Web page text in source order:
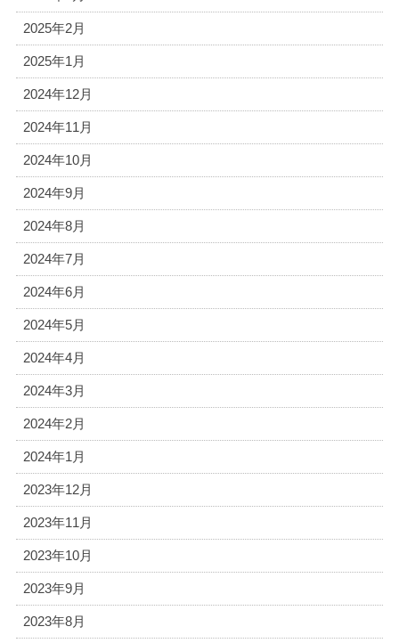
2025年2月
2025年1月
2024年12月
2024年11月
2024年10月
2024年9月
2024年8月
2024年7月
2024年6月
2024年5月
2024年4月
2024年3月
2024年2月
2024年1月
2023年12月
2023年11月
2023年10月
2023年9月
2023年8月